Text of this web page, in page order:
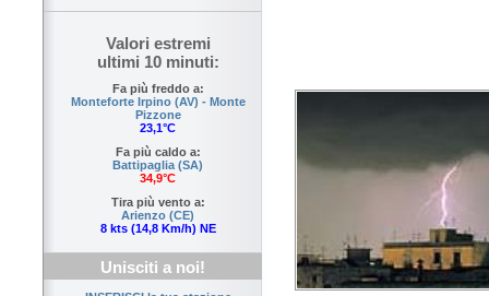
Valori estremi
ultimi 10 minuti:
Fa più freddo a:
Monteforte Irpino (AV) - Monte
Pizzone
23,1°C
Fa più caldo a:
Battipaglia (SA)
34,9°C
Tira più vento a:
Arienzo (CE)
8 kts (14,8 Km/h) NE
Unisciti a noi!